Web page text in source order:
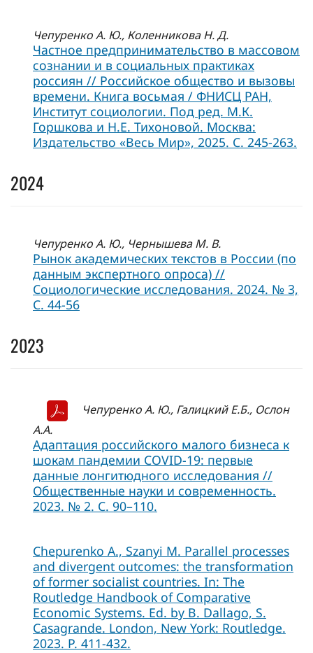
Чепуренко А. Ю., Коленникова Н. Д.
Частное предпринимательство в массовом
сознании и в социальных практиках
россиян // Российское общество и вызовы
времени. Книга восьмая / ФНИСЦ РАН,
Институт социологии. Под ред. М.К.
Горшкова и Н.Е. Тихоновой. Москва:
Издательство «Весь Мир», 2025. C. 245-263.
2024
Чепуренко А. Ю., Чернышева М. В.
Рынок академических текстов в России (по
данным экспертного опроса) //
Социологические исследования. 2024. № 3,
C. 44-56
2023
Чепуренко А. Ю., Галицкий Е.Б., Ослон
А.А.
Адаптация российского малого бизнеса к
шокам пандемии COVID-19: первые
данные лонгитюдного исследования //
Общественные науки и современность.
2023. № 2. С. 90–110.
Chepurenko A., Szanyi M. Parallel processes
and divergent outcomes: the transformation
of former socialist countries. In: The
Routledge Handbook of Comparative
Economic Systems. Ed. by B. Dallago, S.
Casagrande. London, New York: Routledge.
2023. P. 411-432.